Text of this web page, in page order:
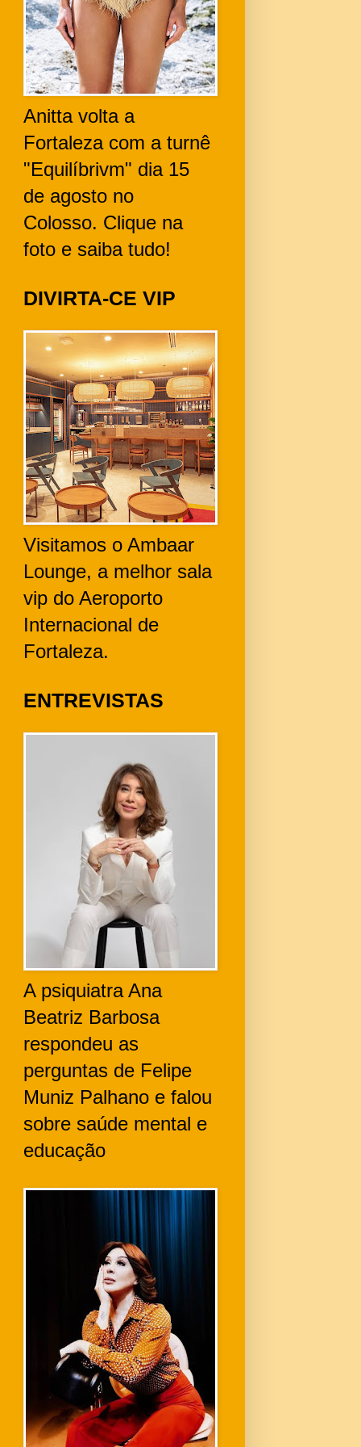
Anitta volta a
Fortaleza com a turnê
"Equilíbrivm" dia 15
de agosto no
Colosso. Clique na
foto e saiba tudo!
DIVIRTA-CE VIP
Visitamos o Ambaar
Lounge, a melhor sala
vip do Aeroporto
Internacional de
Fortaleza.
ENTREVISTAS
A psiquiatra Ana
Beatriz Barbosa
respondeu as
perguntas de Felipe
Muniz Palhano e falou
sobre saúde mental e
educação